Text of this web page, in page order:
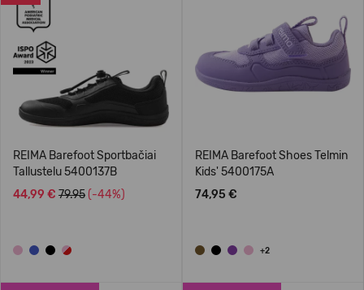
REIMA Barefoot Sportbačiai
Tallustelu 5400137B
44,99 € 79.95 (-44%)
REIMA Barefoot Shoes Telmin
Kids' 5400175A
74,95 €
+2